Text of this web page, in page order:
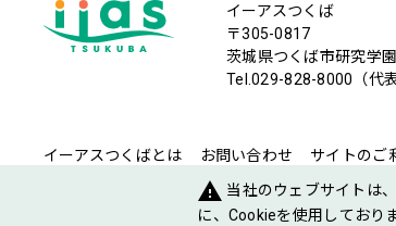
イーアスつくば
〒305-0817
茨城県つくば市研究学
Tel.029-828-8000（代表
イーアスつくばとは お問い合わせ サイトのご
warning 当社のウェブサイトは
に、Cookieを使用しており